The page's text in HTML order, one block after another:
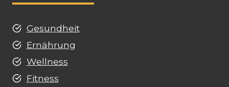
Gesundheit
Ernährung
Wellness
Fitness